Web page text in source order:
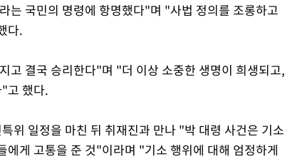
는 국민의 명령에 항명했다"며 "사법 정의를 조롱하고
다.
고 결국 승리한다"며 "더 이상 소중한 생명이 희생되고,
고 했다.
위 일정을 마친 뒤 취재진과 만나 "박 대령 사건은 기소
에게 고통을 준 것"이라며 "기소 행위에 대해 엄정하게